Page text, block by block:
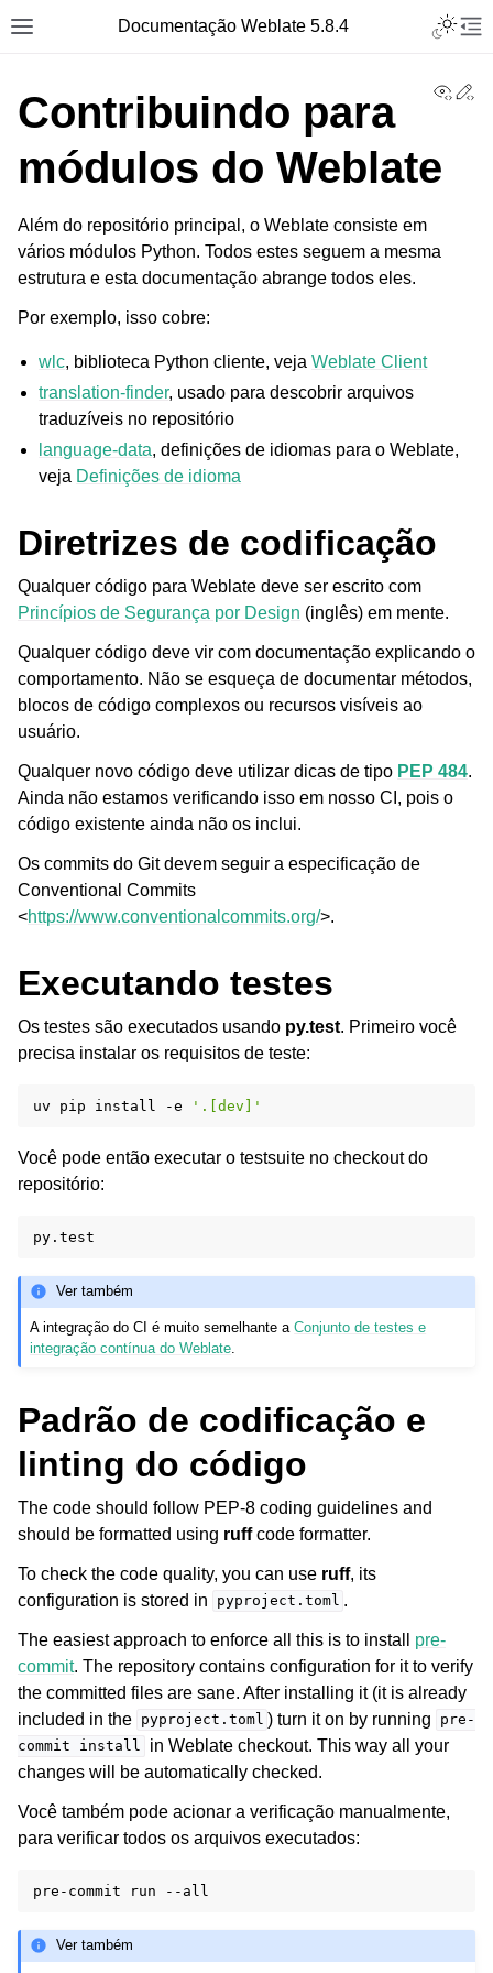
Toggle site navigation sidebar
Documentação Weblate 5.8.4 Toggle
navigation of Formatos de arquivos suportados
navigation of Instruções de configuração
Contribuindo para
módulos do Weblate
Além do repositório principal, o Weblate consiste em
vários módulos Python. Todos estes seguem a mesma
estrutura e esta documentação abrange todos eles.
Por exemplo, isso cobre:
wlc, biblioteca Python cliente, vejaWeblate Client
translation-finder, usado para descobrir arquivos
traduzíveis no repositório
language-data, definições de idiomas para o Weblate,
veja Definições de idioma
Diretrizes de codificação
Qualquer código para Weblate deve ser escrito com
Princípios de Segurança por Design (inglês) em mente.
Qualquer código deve vir com documentação explicando o
comportamento. Não se esqueça de documentar métodos,
blocos de código complexos ou recursos visíveis ao
usuário.
Qualquer novo código deve utilizar dicas de tipo PEP 484.
Ainda não estamos verificando isso em nosso CI, pois o
código existente ainda não os inclui.
Os commits do Git devem seguir a especificação de
Conventional Commits
<https://www.conventionalcommits.org/>.
Executando testes
Os testes são executados usando py.test. Primeiro você
precisa instalar os requisitos de teste:
uv pip install -e '.[dev]'
Você pode então executar o testsuite no checkout do
repositório:
Ver também
A integração do CI é muito semelhante aConjunto de testes e
integração contínua do Weblate
Padrão de codificação e
linting do código
The code should follow PEP-8 coding guidelines and
should be formatted using ruffcode formatter.
To check the code quality, you can use ruff, its
configuration is stored in
pyproject.toml .
The easiest approach to enforce all this is to install pre-
commit. The repository contains configuration for it to verify
the committed files are sane. After installing it (it is already
included in the pyproject.toml ) turn it on by running
pre-
commit
install
in Weblate checkout. This way all your
changes will be automatically checked.
Você também pode acionar a verificação manualmente,
para verificar todos os arquivos executados:
pre-commit run
Ver também